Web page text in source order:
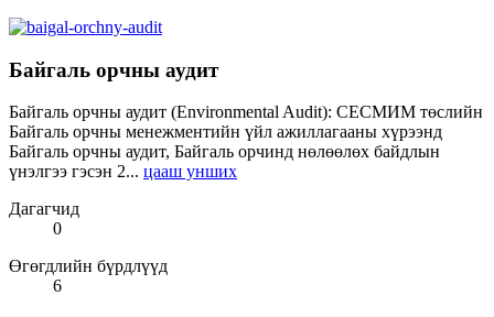
Байгаль орчны аудит
Байгаль орчны аудит (Environmental Audit): СЕСМИМ төслийн
Байгаль орчны менежментийн үйл ажиллагааны хүрээнд
Байгаль орчны аудит, Байгаль орчинд нөлөөлөх байдлын
үнэлгээ гэсэн 2... цааш унших
Дагагчид
0
Өгөгдлийн бүрдлүүд
6